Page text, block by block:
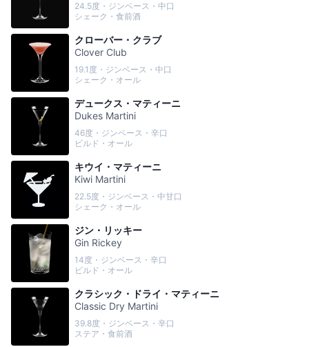
24.5度・ジンベース・中口
シェーク・食前酒
クローバー・クラブ
Clover Club
19.1度・ジンベース・中口
シェーク・オール
デュークス・マティーニ
Dukes Martini
46度・ジンベース・辛口
ビルド・オール
キウイ・マティーニ
Kiwi Martini
22.5度・ジンベース・中甘口
シェーク・オール
ジン・リッキー
Gin Rickey
14度・ジンベース・辛口
ビルド・オール
クラシック・ドライ・マティーニ
Classic Dry Martini
39.8度・ジンベース・辛口
ステア・食前酒